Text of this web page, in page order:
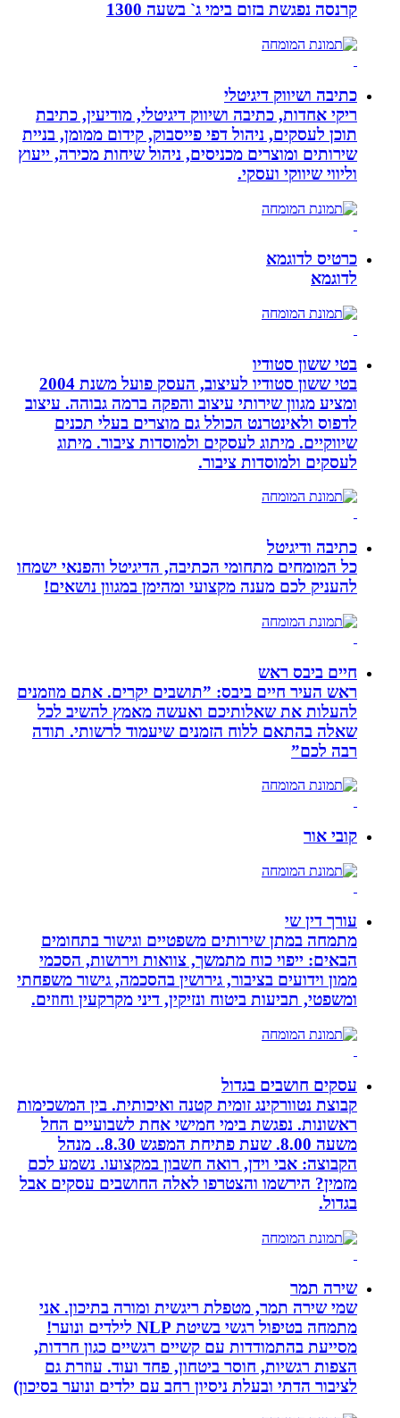
קרנסה נפגשת בזום בימי ג` בשעה 1300
כתיבה ושיווק דיגיטלי
ריקי אחדות, כתיבה ושיווק דיגיטלי, מודיעין, כתיבת
תוכן לעסקים, ניהול דפי פייסבוק, קידום ממומן, בניית
שירותים ומוצרים מכניסים, ניהול שיחות מכירה, ייעוץ
וליווי שיווקי ועסקי.
כרטיס לדוגמא
לדוגמא
בטי ששון סטודיו
בטי ששון סטודיו לעיצוב, העסק פועל משנת 2004
ומציע מגוון שירותי עיצוב והפקה ברמה גבוהה. עיצוב
לדפוס ולאינטרנט הכולל גם מוצרים בעלי תכנים
שיווקיים. מיתוג לעסקים ולמוסדות ציבור. מיתוג
לעסקים ולמוסדות ציבור.
כתיבה ודיגיטל
כל המומחים מתחומי הכתיבה, הדיגיטל והפנאי ישמחו
להעניק לכם מענה מקצועי ומהימן במגוון נושאים!
חיים ביבס ראש
ראש העיר חיים ביבס: ”תושבים יקרים. אתם מוזמנים
להעלות את שאלותיכם ואעשה מאמץ להשיב לכל
שאלה בהתאם ללוח הזמנים שיעמוד לרשותי. תודה
רבה לכם”
קובי אור
עורך דין שי
מתמחה במתן שירותים משפטיים וגישור בתחומים
הבאים: ייפוי כוח מתמשך, צוואות וירושות, הסכמי
ממון וידועים בציבור, גירושין בהסכמה, גישור משפחתי
ומשפטי, תביעות ביטוח ונזיקין, דיני מקרקעין וחוזים.
עסקים חושבים בגדול
קבוצת נטוורקינג זומית קטנה ואיכותית. בין המשכימות
ראשונות. נפגשת בימי חמישי אחת לשבועיים החל
משעה 8.00. שעת פתיחת המפגש 8.30.. מנהל
הקבוצה: אבי וידן, רואה חשבון במקצועו. נשמע לכם
מזמין? הירשמו והצטרפו לאלה החושבים עסקים אבל
בגדול.
שירה תמר
שמי שירה תמר, מטפלת ריגשית ומורה בתיכון. אני
מתמחה בטיפול רגשי בשיטת NLP לילדים ונוער!
מסייעת בהתמודדות עם קשיים רגשיים כגון חרדות,
הצפות רגשיות, חוסר ביטחון, פחד ועוד. עוזרת גם
לציבור הדתי ובעלת ניסיון רחב עם ילדים ונוער בסיכון)